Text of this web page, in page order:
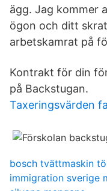
ägg. Jag kommer
ögon och ditt
arbetskamrat på
Kontrakt för din
på Backstugan.
Taxeringsvärden
bosch tvättmaskin
immigration sverige